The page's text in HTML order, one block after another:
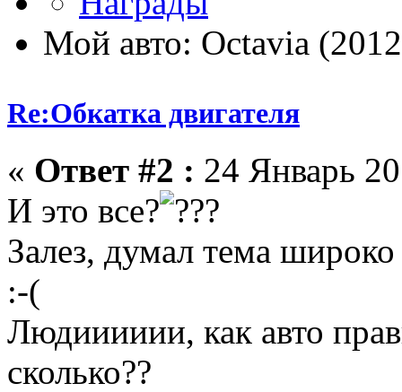
Мой авто: Octavia
Re:Обкатка двигателя
« Ответ #2 : 24 Январь
И это все?
Залез, думал тема
:-(
Людииииии, как авто
сколько??